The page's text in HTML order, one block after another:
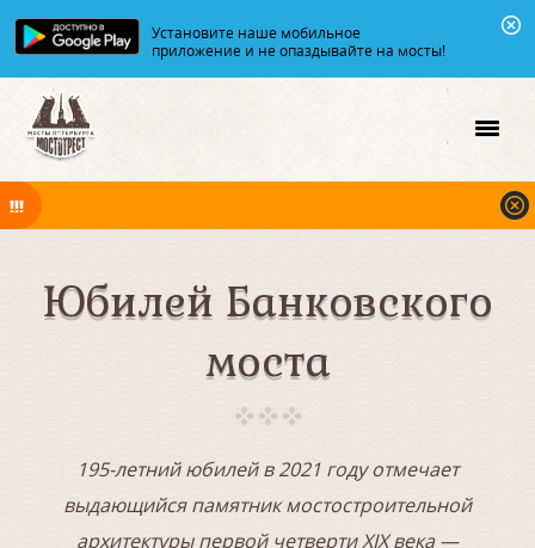
Установите наше мобильное
приложение и не опаздывайте на мосты!
В ночь на 08.08.2026 мосты по Неве и Большой Неве разводятся по
графику.
Юбилей Банковского
моста
195-летний юбилей в 2021 году отмечает
выдающийся памятник мостостроительной
архитектуры первой четверти XIX века —